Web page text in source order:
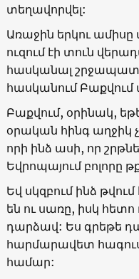
տեղավորվել:
Առաջին երկու
ուզում էի տուն
հասկանալ
հասկանում
Բաքվում, օրինակ,
օրական հինգ աղջիկ
որի ինձ ասի, որ
Եվրոպայում բոլորը
Եվ սկզբում ինձ
են ու սառը, իսկ
դարձավ: Ես գրեթե
հարմարավետ
համար: